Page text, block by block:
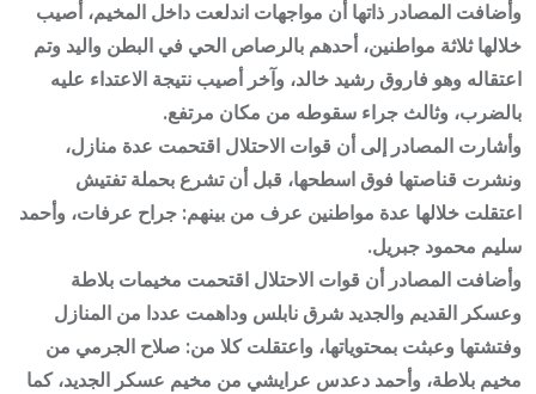
وأضافت المصادر ذاتها أن مواجهات اندلعت داخل المخيم، أصيب
خلالها ثلاثة مواطنين، أحدهم بالرصاص الحي في البطن واليد وتم
اعتقاله وهو فاروق رشيد خالد، وآخر أصيب نتيجة الاعتداء عليه
بالضرب، وثالث جراء سقوطه من مكان مرتفع.
وأشارت المصادر إلى أن قوات الاحتلال اقتحمت عدة منازل،
ونشرت قناصتها فوق اسطحها، قبل أن تشرع بحملة تفتيش
اعتقلت خلالها عدة مواطنين عرف من بينهم: جراح عرفات، وأحمد
سليم محمود جبريل.
وأضافت المصادر أن قوات الاحتلال اقتحمت مخيمات بلاطة
وعسكر القديم والجديد شرق نابلس وداهمت عددا من المنازل
وفتشتها وعبثت بمحتوياتها، واعتقلت كلا من: صلاح الجرمي من
مخيم بلاطة، وأحمد دعدس عرايشي من مخيم عسكر الجديد، كما